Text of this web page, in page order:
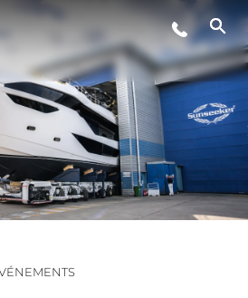
DE VIE
SOCIÉTÉ
ÉQUIPE